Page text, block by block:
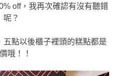
off，我再次確認有沒有聽錯
呢？
五點以後櫃子裡頭的糕點都是
哦！！